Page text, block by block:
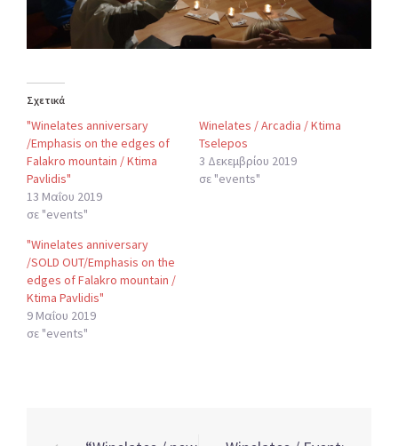
Σχετικά
"Winelates anniversary
/Emphasis on the edges of
Falakro mountain / Ktima
Pavlidis"
13 Μαΐου 2019
σε "events"
Winelates / Arcadia / Ktima
Tselepos
3 Δεκεμβρίου 2019
σε "events"
"Winelates anniversary
/SOLD OUT/Emphasis on the
edges of Falakro mountain /
Ktima Pavlidis"
9 Μαΐου 2019
σε "events"